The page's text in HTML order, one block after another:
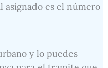
asignado es el número
y lo puedes